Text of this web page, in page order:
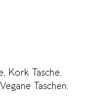
Kork Tasche
Vegane Taschen